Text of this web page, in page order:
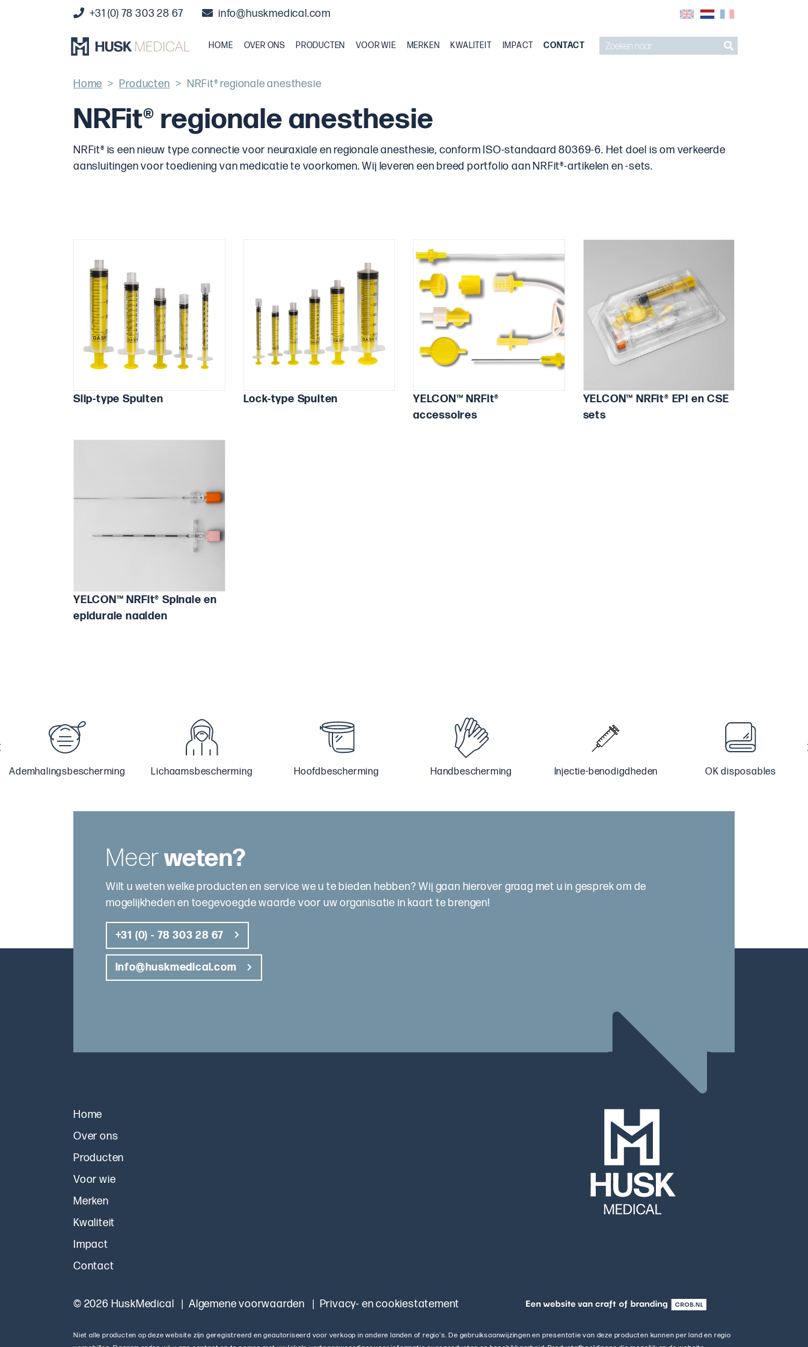
+31 (0) 78 303 28 67 info@huskmedical.com
HOME OVER ONS PRODUCTEN VOOR WIE MERKEN KWALITEIT IMPACT CONTACT
Home > Producten > NRFit® regionale anesthesie
NRFit® regionale anesthesie
NRFit® is een nieuw type connectie voor neuraxiale en regionale anesthesie, conform ISO-standaard 80369-6. Het doel is om verkeerde
aansluitingen voor toediening van medicatie te voorkomen. Wij leveren een breed portfolio aan NRFit®-artikelen en -sets.
Slip-type Spuiten Lock-type Spuiten
YELCON™ NRFit®
accessoires
YELCON™ NRFit® EPI en CSE
sets
YELCON™ NRFit® Spinale en
epidurale naalden
Ademhalingsbescherming Lichaamsbescherming Hoofdbescherming Handbescherming Injectie-benodigdheden OK disposables
Meerweten?
Wilt u weten welke producten en service we u te bieden hebben? Wij gaan hierover graag met u in gesprek om de
mogelijkheden en toegevoegde waarde voor uw organisatie in kaart te brengen!
+31 (0) - 78 303 28 67
info@huskmedical.com
Home
Over ons
Producten
Voor wie
Merken
Kwaliteit
Impact
Contact
© 2026 HuskMedical Algemene voorwaarden Privacy- en cookiestatement
Niet alle producten op deze website zijn geregistreerd en geautoriseerd voor verkoop in andere landen of regio's. De gebruiksaanwijzingen en presentatie van deze producten kunnen per land en regio